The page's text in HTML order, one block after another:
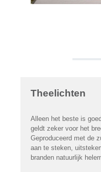
Theelichten
Alleen het beste is
geldt zeker voor het
Geproduceerd met de
aan te steken,
branden natuurlijk